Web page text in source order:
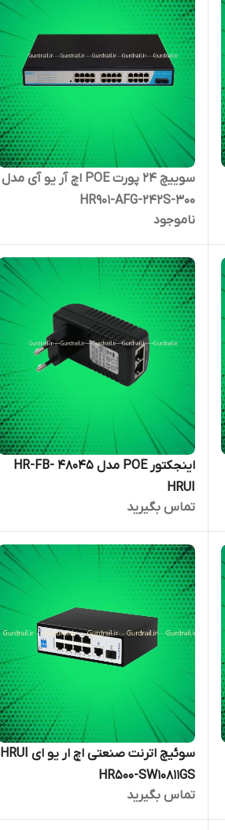
سوییچ 24 پورت POE اچ آر یو آی مدل
HR901-AFG-242S-300
ناموجود
اینجکتور POE مدل HR-FB- 48045
HRUI
تماس بگیرید
سوئیچ اترنت صنعتی اچ ار یو ای HRUI
HR500-SW10811GS
تماس بگیرید